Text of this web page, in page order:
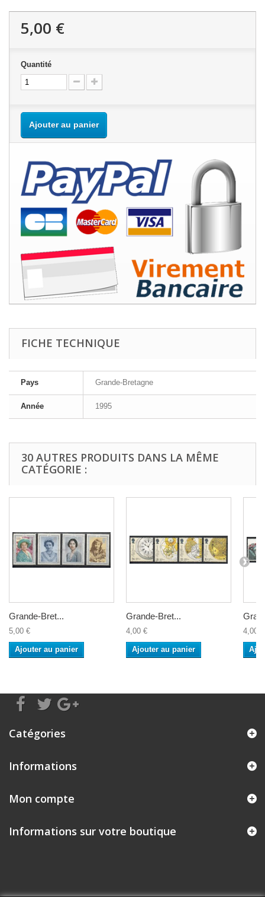
5,00 €
Quantité
Ajouter au panier
FICHE TECHNIQUE
Pays Grande-Bretagne
Année 1995
30 AUTRES PRODUITS DANS LA MÊME
CATÉGORIE :
Grande-Bret...
5,00 €
Ajouter au panier
Grande-Bret...
4,00 €
Ajouter au panier
4,00 €
Catégories
Informations
Mon compte
Informations sur votre boutique